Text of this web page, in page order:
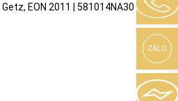
EON 2011 | 581014NA30
ZALO